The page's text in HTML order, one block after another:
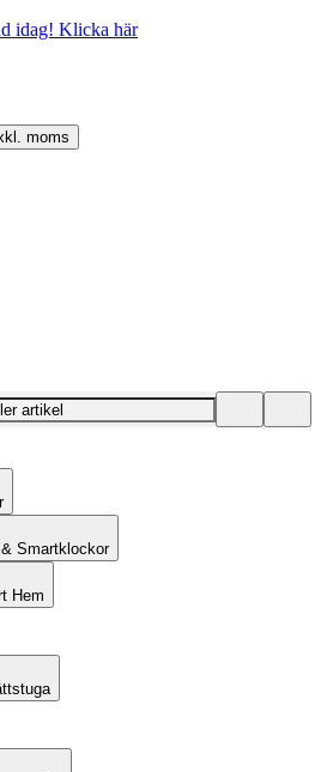
idag! Klicka här
moms
Smartklockor
Hem